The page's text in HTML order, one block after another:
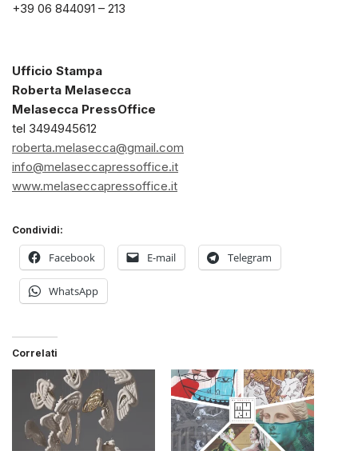
+39 06 844091 – 213
Ufficio Stampa
Roberta Melasecca
Melasecca PressOffice
tel 3494945612
roberta.melasecca@gmail.com
info@melaseccapressoffice.it
www.melaseccapressoffice.it
Condividi:
Facebook E-mail Telegram
WhatsApp
Correlati